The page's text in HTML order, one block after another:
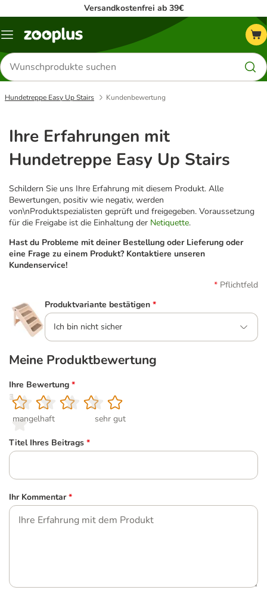
Versandkostenfrei ab 39€
Menü
Produkte
suchen
Hundetreppe Easy Up Stairs Kundenbewertung
Ihre Erfahrungen mit
Hundetreppe Easy Up Stairs
Schildern Sie uns Ihre Erfahrung mit diesem Produkt. Alle
Bewertungen, positiv wie negativ, werden
von\nProduktspezialisten geprüft und freigegeben. Voraussetzung
für die Freigabe ist die Einhaltung der Netiquette.
Hast du Probleme mit deiner Bestellung oder Lieferung oder
eine Frage zu einem Produkt? Kontaktiere unseren
Kundenservice!
Pflichtfeld
Produktvariante bestätigen *
Ich bin nicht sicher
Meine Produktbewertung
Ihre Bewertung *
1
mangelhaft
2
3
4
5
sehr gut
Titel Ihres Beitrags *
Ihr Kommentar *